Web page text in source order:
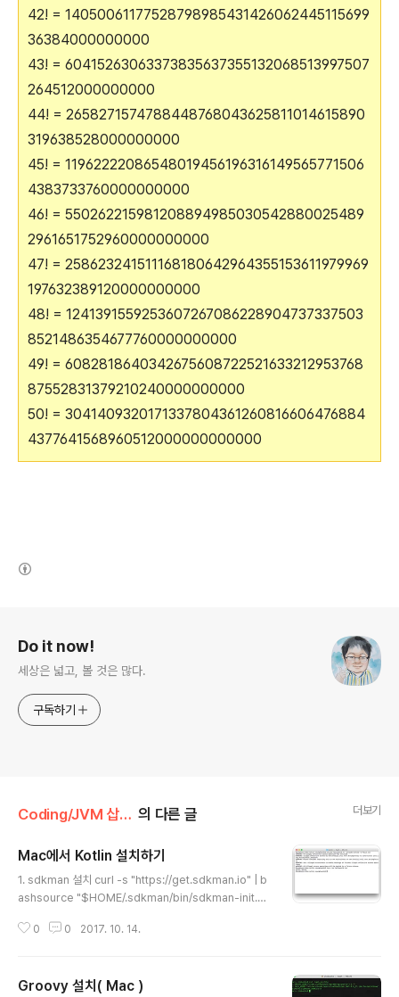
42! = 14050061177528798985431426062445115699
36384000000000
43! = 60415263063373835637355132068513997507
264512000000000
44! = 2658271574788448768043625811014615890
319638528000000000
45! = 11962222086548019456196316149565771506
4383733760000000000
46! = 550262215981208894985030542880025489
2961651752960000000000
47! = 258623241511168180642964355153611979969
197632389120000000000
48! = 1241391559253607267086228904737337503
8521486354677760000000000
49! = 6082818640342675608722521633212953768
87552831379210240000000000
50! = 3041409320171337804361260816606476884
4377641568960512000000000000
Do it now!
세상은 넓고, 볼 것은 많다.
구독하기
Coding/JVM 삽질기 의 다른 글 더보기
Mac에서 Kotlin 설치하기
1. sdkman 설치 curl -s "https://get.sdkman.io" | b
ashsource "$HOME/.sdkman/bin/sdkman-init.s
kotlin 3. Kotlin 으로 helloworld.kt 만들기 fun main
time -d helloworld.jar 5. 실행하기java -jar hellow
0 0 2017. 10. 14.
Groovy 설치( Mac )